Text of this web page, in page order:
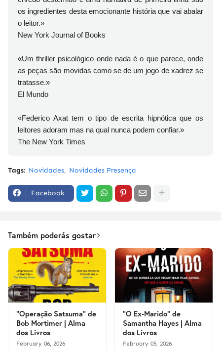
os ingredientes desta emocionante história que vai abalar
o leitor.»
New York Journal of Books
«Um thriller psicológico onde nada é o que parece, onde
as peças são movidas como se de um jogo de xadrez se
tratasse.»
El Mundo
«Federico Axat tem o tipo de escrita hipnótica que os
leitores adoram mas na qual nunca podem confiar.»
The New York Times
Tags: Novidades Novidades Presença
Facebook
Também poderás gostar
"Operação Satsuma" de
Bob Mortimer | Alma
dos Livros
February 06, 2026
"O Ex-Marido" de
Samantha Hayes | Alma
dos Livros
February 05, 2026